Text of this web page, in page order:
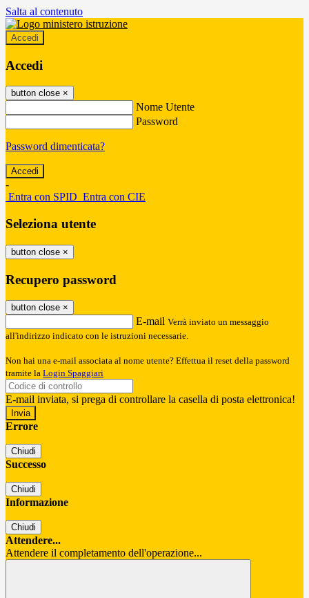
Salta al contenuto
Accedi
Accedi
button close ×
Nome Utente
Password
Password dimenticata?
-
Entra con SPID Entra con CIE
Seleziona utente
button close ×
Recupero password
button close ×
E-mail Verrà inviato un messaggio
all'indirizzo indicato con le istruzioni necessarie.
Non hai una e-mail associata al nome utente? Effettua il reset della password
tramite la Login Spaggiari
E-mail inviata, si prega di controllare la casella di posta elettronica!
Errore
Chiudi
Successo
Chiudi
Informazione
Chiudi
Attendere...
Attendere il completamento dell'operazione...